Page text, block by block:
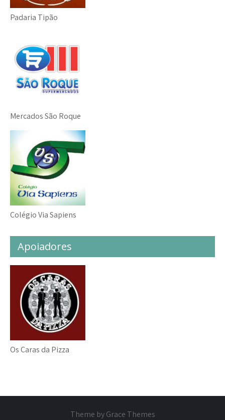
Padaria Tipão
Mercados São Roque
Colégio Via Sapiens
Apoiadores
Os Caras da Pizza
Theme by Grace Themes